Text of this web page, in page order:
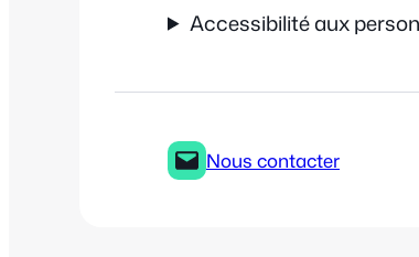
Accessibilité aux
Nous contacter